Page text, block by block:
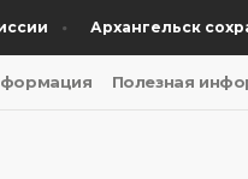
Архангельск
Полезная